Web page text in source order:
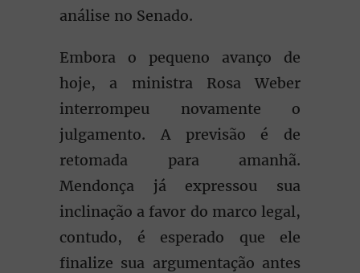
análise no Senado.
Embora o pequeno avanço de
hoje, a ministra Rosa Weber
interrompeu novamente o
julgamento. A previsão é de
retomada para amanhã.
Mendonça já expressou sua
inclinação a favor do marco legal,
contudo, é esperado que ele
finalize sua argumentação antes